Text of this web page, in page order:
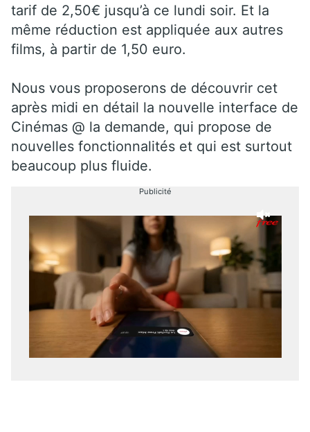
tarif de 2,50€ jusqu’à ce lundi soir. Et la
même réduction est appliquée aux autres
films, à partir de 1,50 euro.
Nous vous proposerons de découvrir cet
après midi en détail la nouvelle interface de
Cinémas @ la demande, qui propose de
nouvelles fonctionnalités et qui est surtout
beaucoup plus fluide.
Publicité